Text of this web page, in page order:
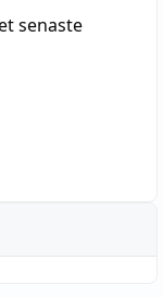
senaste